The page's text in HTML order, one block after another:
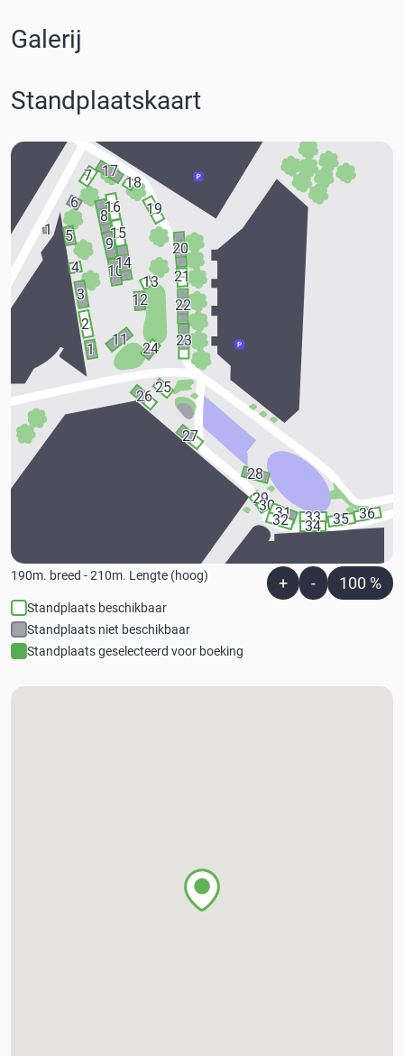
Galerij
Standplaatskaart
1
4
6
18
2
1
3
5
7
8
9
10
11
12
14
15
16
17
19
20
21
22
23
24
25
26
27
28
29
3031
32 33
34 35 36
13
190m. breed -210m. Lengte (hoog) + - 100 %
Standplaats beschikbaar
Standplaats niet beschikbaar
Standplaats geselecteerd voor boeking